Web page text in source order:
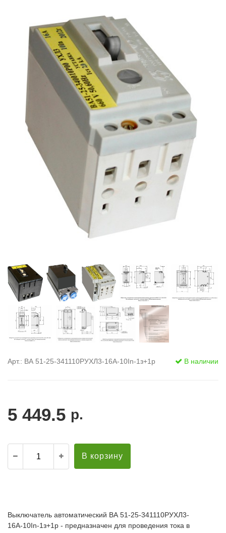
диэлектрические
Стремянки с
Стремянки с
опорой
Ширмы
РЗА (шторы)
Штендеры
Щиты
диэлектрические
Арт.: ВА 51-25-341110РУХЛ3-16А-10In-1з+1р В наличии
5 449.5 р.
В корзину
Выключатель автоматический ВА 51-25-341110РУХЛ3-
16А-10In-1з+1р - предназначен для проведения тока в